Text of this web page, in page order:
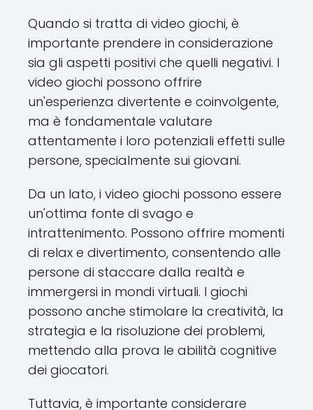
Quando si tratta di video giochi, è
importante prendere in considerazione
sia gli aspetti positivi che quelli negativi. I
video giochi possono offrire
un'esperienza divertente e coinvolgente,
ma è fondamentale valutare
attentamente i loro potenziali effetti sulle
persone, specialmente sui giovani.
Da un lato, i video giochi possono essere
un'ottima fonte di svago e
intrattenimento. Possono offrire momenti
di relax e divertimento, consentendo alle
persone di staccare dalla realtà e
immergersi in mondi virtuali. I giochi
possono anche stimolare la creatività, la
strategia e la risoluzione dei problemi,
mettendo alla prova le abilità cognitive
dei giocatori.
Tuttavia, è importante considerare